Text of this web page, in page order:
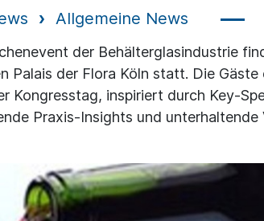
Allgemeine News
der Behälterglasindustrie
Palais der Flora Köln statt. Die
Kongresstag, inspiriert durch Key-
Praxis-Insights und unterhaltende